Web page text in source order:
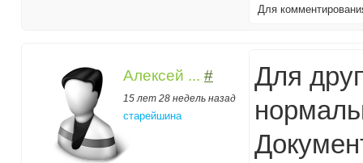
Для
Алексей ... #
15 лет 28 недель назад
старейшина
Для